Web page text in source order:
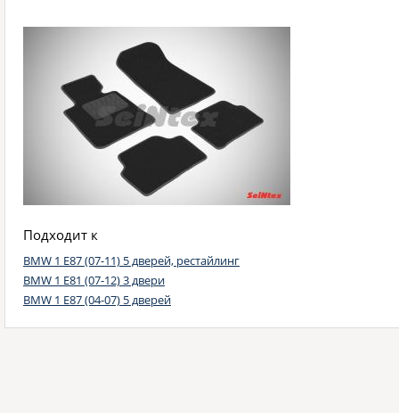
Подходит к
BMW 1 E87 (07-11) 5 дверей, рестайлинг
BMW 1 E81 (07-12) 3 двери
BMW 1 E87 (04-07) 5 дверей